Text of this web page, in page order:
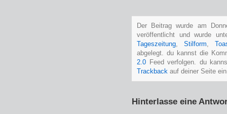
Der Beitrag wurde am
veröffentlicht und wurde
Tageszeitung
Stilform
abgelegt. du kannst die
2.0 Feed verfolgen. du
Trackback auf deiner Seite
Hinterlasse eine